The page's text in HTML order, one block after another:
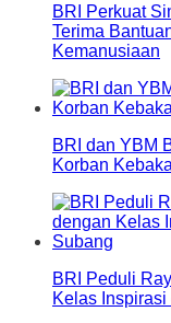
BRI Perkuat
Terima
Kemanusiaan
BRI dan YBM
Korban
BRI Peduli
Kelas